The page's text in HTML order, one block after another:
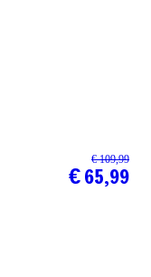
€ 109,99
€ 65,99